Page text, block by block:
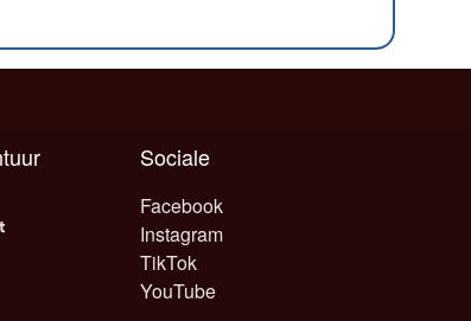
Sociale
Facebook
Instagram
TikTok
YouTube